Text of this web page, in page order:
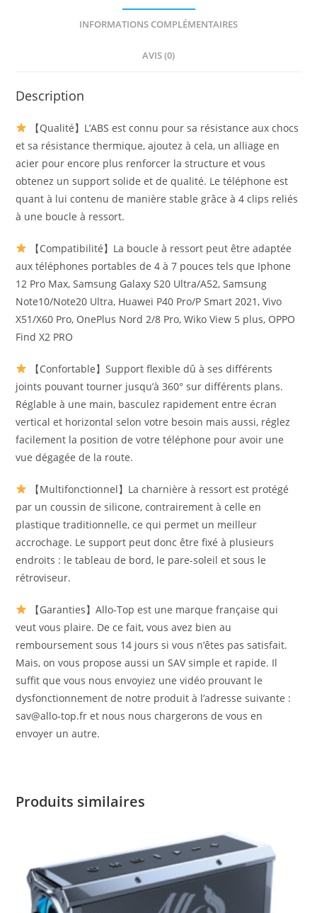
INFORMATIONS COMPLÉMENTAIRES
AVIS (0)
Description
【Qualité】L’ABS est connu pour sa résistance aux chocs
et sa résistance thermique, ajoutez à cela, un alliage en
acier pour encore plus renforcer la structure et vous
obtenez un support solide et de qualité. Le téléphone est
quant à lui contenu de manière stable grâce à 4 clips reliés
à une boucle à ressort.
【Compatibilité】La boucle à ressort peut être adaptée
aux téléphones portables de 4 à 7 pouces tels que Iphone
12 Pro Max, Samsung Galaxy S20 Ultra/A52, Samsung
Note10/Note20 Ultra, Huawei P40 Pro/P Smart 2021, Vivo
X51/X60 Pro, OnePlus Nord 2/8 Pro, Wiko View 5 plus, OPPO
Find X2 PRO
【Confortable】Support flexible dû à ses différents
joints pouvant tourner jusqu’à 360° sur différents plans.
Réglable à une main, basculez rapidement entre écran
vertical et horizontal selon votre besoin mais aussi, réglez
facilement la position de votre téléphone pour avoir une
vue dégagée de la route.
【Multifonctionnel】La charnière à ressort est protégé
par un coussin de silicone, contrairement à celle en
plastique traditionnelle, ce qui permet un meilleur
accrochage. Le support peut donc être fixé à plusieurs
endroits : le tableau de bord, le pare-soleil et sous le
rétroviseur.
【Garanties】Allo-Top est une marque française qui
veut vous plaire. De ce fait, vous avez bien au
remboursement sous 14 jours si vous n’êtes pas satisfait.
Mais, on vous propose aussi un SAV simple et rapide. Il
suffit que vous nous envoyiez une vidéo prouvant le
dysfonctionnement de notre produit à l’adresse suivante :
sav@allo-top.fr et nous nous chargerons de vous en
envoyer un autre.
Produits similaires